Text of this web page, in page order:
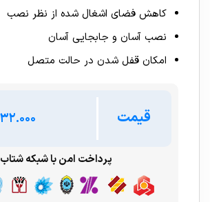
کاهش فضای اشغال شده از نظر نصب
نصب آسان و جابجایی آسان
امکان قفل شدن در حالت متصل
قیمت
پرداخت امن با شبکه شتاب